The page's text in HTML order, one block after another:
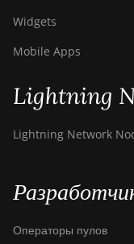
Widgets
Mobile Apps
Lightning
Lightning Network
Операторы пулов